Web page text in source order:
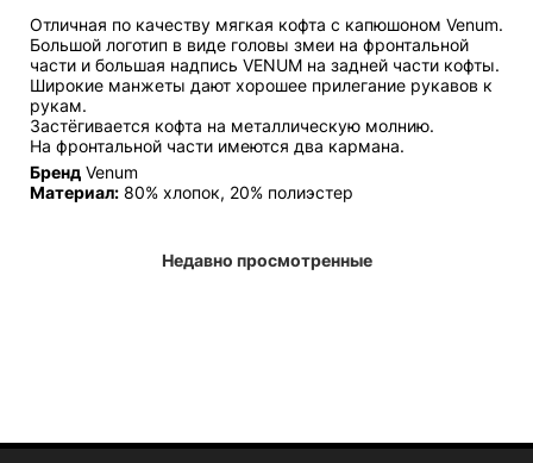
Отличная по качеству мягкая кофта с капюшоном Venum.
Большой логотип в виде головы змеи на фронтальной
части и большая надпись VENUM на задней части кофты.
Широкие манжеты дают хорошее прилегание рукавов к
рукам.
Застёгивается кофта на металлическую молнию.
На фронтальной части имеются два кармана.
Бренд Venum
Материал: 80% хлопок, 20% полиэстер
Недавно просмотренные